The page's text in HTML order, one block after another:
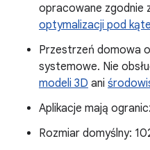
opracowane zgodnie
optymalizacji pod
Przestrzeń domowa
systemowe. Nie
modeli 3D ani
Aplikacje mają
Rozmiar domyślny: